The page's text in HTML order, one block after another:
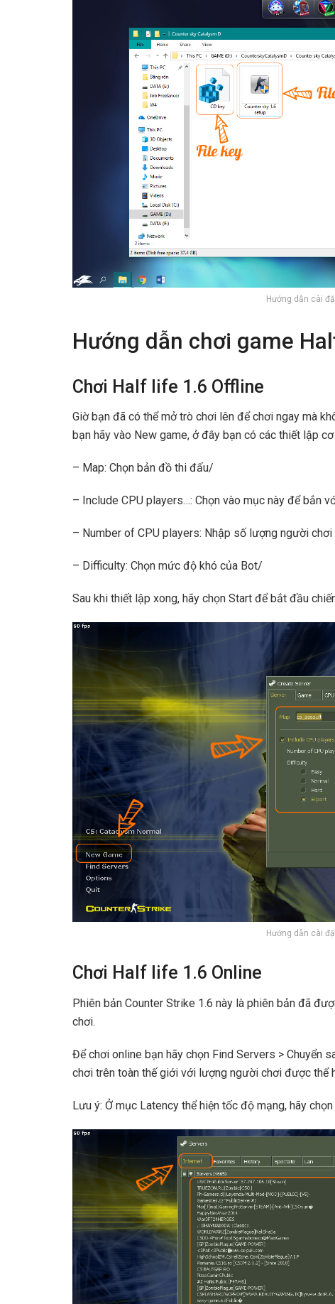
Hướng dẫn cài
Hướng dẫn chơi game
Chơi Half life 1.6 Offline
Giờ bạn đã có thể mở trò chơi lên để chơi ngay mà
bạn hãy vào New game, ở đây bạn có các thiết lập cơ
– Map: Chọn bản đồ thi đấu/
– Include CPU players…: Chọn vào mục này để bắn
– Number of CPU players: Nhập số lượng người
– Difficulty: Chọn mức độ khó của Bot/
Sau khi thiết lập xong, hãy chọn Start để bắt đầu
Hướng dẫn cài
Chơi Half life 1.6 Online
Phiên bản Counter Strike 1.6 này là phiên bản đã
chơi.
Để chơi online bạn hãy chọn Find Servers > Chuyển
chơi trên toàn thế giới với lượng người chơi được thể
Lưu ý: Ở mục Latency thể hiện tốc độ mạng, hãy